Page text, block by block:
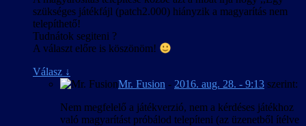
szükséges játékfájl (patch2.000) hiányzik a magyarítás nem
telepíthető!
Tudnátok segiteni ?
A választ előre is köszönöm!
Válasz ↓
Mr. Fusion - 2016. aug. 28. - 9:13 szerint:
Nem megfelelő a játékverzió, nem a kérdéses játékhoz
való magyarítást próbálod telepíteni (az üzenetből ítélve